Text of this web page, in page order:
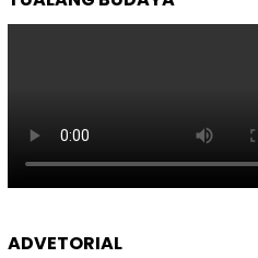
ADVETORIAL